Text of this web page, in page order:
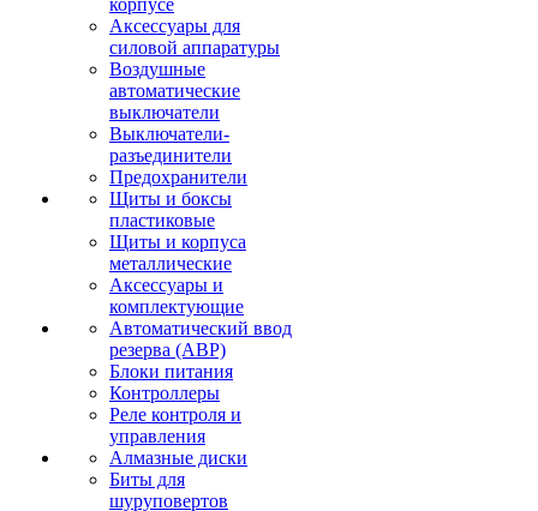
корпусе
Аксессуары для
силовой аппаратуры
Воздушные
автоматические
выключатели
Выключатели-
разъединители
Предохранители
Щиты и боксы
пластиковые
Щиты и корпуса
металлические
Аксессуары и
комплектующие
Автоматический ввод
резерва (АВР)
Блоки питания
Контроллеры
Реле контроля и
управления
Алмазные диски
Биты для
шуруповертов